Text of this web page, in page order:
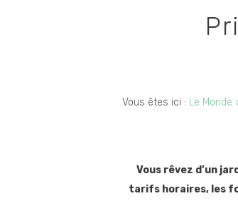
Vous êtes ici : Le
Vous rêvez d’un
tarifs horaires, les